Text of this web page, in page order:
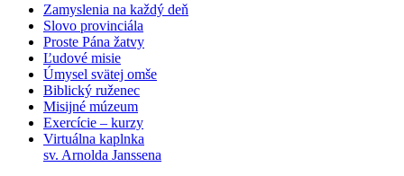
Zamyslenia na každý deň
Slovo provinciála
Proste Pána žatvy
Ľudové misie
Úmysel svätej omše
Biblický ruženec
Misijné múzeum
Exercície – kurzy
Virtuálna kaplnka
sv. Arnolda Janssena